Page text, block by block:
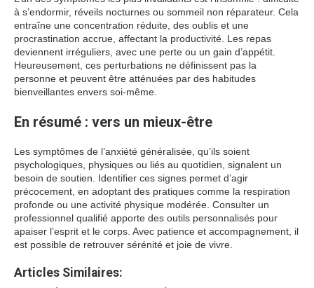
à s’endormir, réveils nocturnes ou sommeil non réparateur. Cela
entraîne une concentration réduite, des oublis et une
procrastination accrue, affectant la productivité. Les repas
deviennent irréguliers, avec une perte ou un gain d’appétit.
Heureusement, ces perturbations ne définissent pas la
personne et peuvent être atténuées par des habitudes
bienveillantes envers soi-même.
En résumé : vers un mieux-être
Les symptômes de l’anxiété généralisée, qu’ils soient
psychologiques, physiques ou liés au quotidien, signalent un
besoin de soutien. Identifier ces signes permet d’agir
précocement, en adoptant des pratiques comme la respiration
profonde ou une activité physique modérée. Consulter un
professionnel qualifié apporte des outils personnalisés pour
apaiser l’esprit et le corps. Avec patience et accompagnement, il
est possible de retrouver sérénité et joie de vivre.
Articles Similaires: